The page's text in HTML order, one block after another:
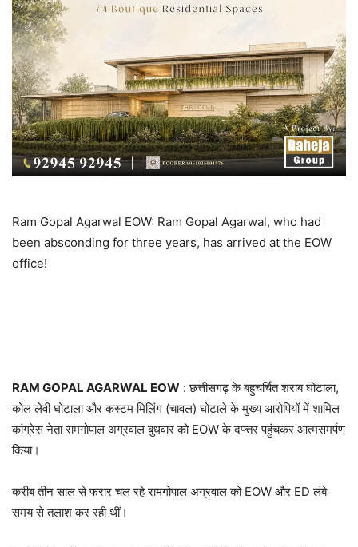
Ram Gopal Agarwal EOW: Ram Gopal Agarwal, who had
been absconding for three years, has arrived at the EOW
office!
RAM GOPAL AGARWAL EOW : छत्तीसगढ़ के बहुचर्चित शराब घोटाला,
कोल लेवी घोटाला और कस्टम मिलिंग (चावल) घोटाले के मुख्य आरोपियों में शामिल
कांग्रेस नेता रामगोपाल अग्रवाल बुधवार को EOW के दफ्तर पहुंचकर आत्मसमर्पण
किया।
करीब तीन साल से फरार चल रहे रामगोपाल अग्रवाल को EOW और ED लंबे
समय से तलाश कर रही थीं।